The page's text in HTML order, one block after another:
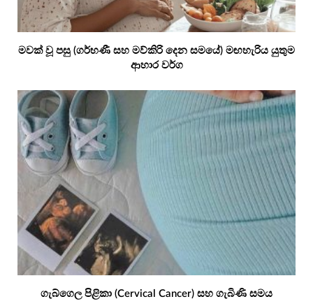
මවක් වූ පසු (ගර්භණී සහ මව්කිරි දෙන සමයේ) මඟහැරිය යුතුම
ආහාර වර්ග
ගැබ්ගෙල පිළිකා (Cervical Cancer) සහ ගැබිණි සමය